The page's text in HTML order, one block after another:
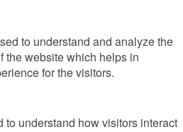
to understand and analyze the
the website which helps in
for the visitors.
understand how visitors interact